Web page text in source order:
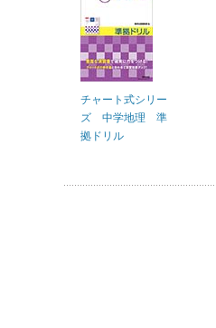
チャート式シリー
ズ 中学地理 準
拠ドリル